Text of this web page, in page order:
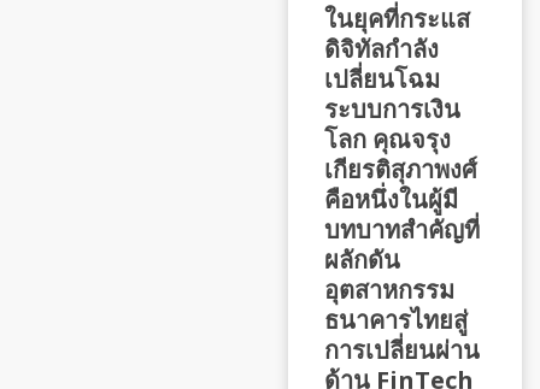
ในยุคที่กระแส
ดิจิทัลกำลัง
เปลี่ยนโฉม
ระบบการเงิน
โลก คุณจรุง
เกียรติสุภาพงศ์
คือหนึ่งในผู้มี
บทบาทสำคัญที่
ผลักดัน
อุตสาหกรรม
ธนาคารไทยสู่
การเปลี่ยนผ่าน
ด้าน FinTech